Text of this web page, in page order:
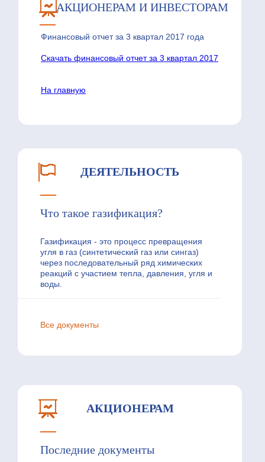
АКЦИОНЕРАМ И ИНВЕСТОРАМ
Финансовый отчет за 3 квартал 2017 года
Скачать финансовый отчет за 3 квартал 2017
На главную
ДЕЯТЕЛЬНОСТЬ
Что такое газификация?
Газификация - это процесс превращения
угля в газ (синтетический газ или сингаз)
через последовательный ряд химических
реакций с участием тепла, давления, угля и
воды.
Все документы
АКЦИОНЕРАМ
Последние документы